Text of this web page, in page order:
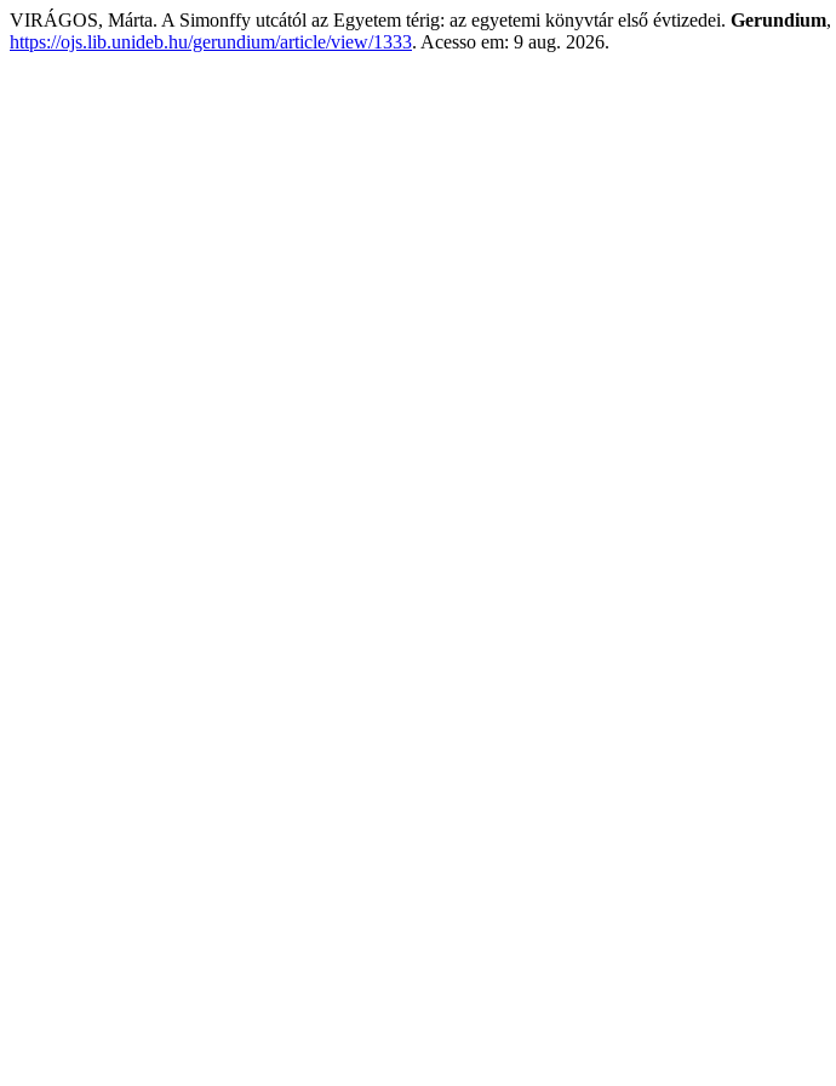
VIRÁGOS, Márta. A Simonffy utcától az Egyetem térig: az egyetemi könyvtár első évtizedei. Gerundium,
https://ojs.lib.unideb.hu/gerundium/article/view/1333. Acesso em: 9 aug. 2026.